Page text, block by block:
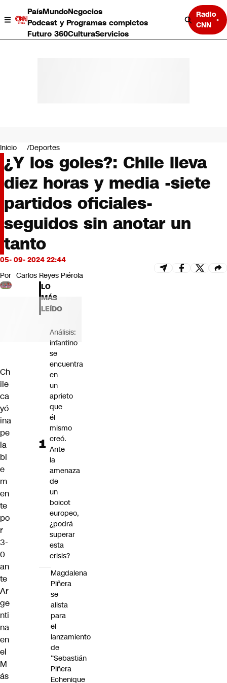
PaísMundoNegocios
Podcast y Programas completos
Futuro 360CulturaServicios
Radio
CNN
Negocios
Deportes
Programas completos
Cultura
Servicios
Bits
CNN tiempo
Futuro 360
Opinión
Inicio Deportes
¿Y los goles?: Chile lleva
diez horas y media -siete
partidos oficiales-
seguidos sin anotar un
tanto
05- 09- 2024 22:44
Por Carlos Reyes Piérola
Ch
ile
ca
yó
ina
pe
la
bl
e
m
en
te
po
r
3-
0
an
te
Ar
ge
nti
na
en
el
M
ás
LO
MÁS
LEÍDO
Análisis:
Infantino
se
encuentra
en
un
aprieto
que
él
mismo
creó.
Ante
la
amenaza
de
un
boicot
europeo,
¿podrá
superar
esta
crisis?
Magdalena
Piñera
se
alista
para
el
lanzamiento
de
“Sebastián
Piñera
Echenique